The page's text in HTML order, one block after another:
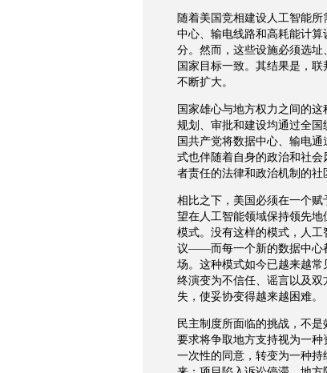
随着美国竞相建设人工智能
中心、输电线路和高耗能计
分。然而，这些设施必须选
国家目标一致。其结果是，
不断扩大。
国家雄心与地方权力之间的
规划、审批和建设均通过全
国共产党将数据中心、输电
式也伴随着自身的政治和社
者责任的法律和政治机制的社
相比之下，美国必须在一个
望在人工智能领域保持领先
模式。没有这样的模式，人
议——而每一个新的数据中心
场。这种模式如今已越来越
终演变为不信任、谣言以及
失，使妥协变得越来越困难。
民主制度所面临的挑战，不
要求将争取地方支持视为一
一次性的同意，转变为一种